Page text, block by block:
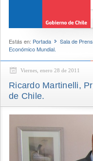
Estás en: Portada Sala de
Económico Mundial.
Viernes, enero 28 de 2011
Ricardo Martinelli,
de Chile.